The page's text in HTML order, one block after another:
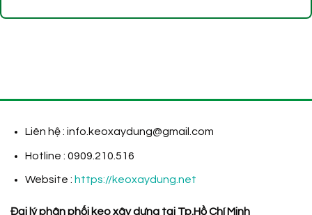
Liên hệ : info.keoxaydung@gmail.com
Hotline : 0909.210.516
Website : https://keoxaydung.net
Đại lý phân phối keo xây dựng tại Tp.Hồ Chí Minh